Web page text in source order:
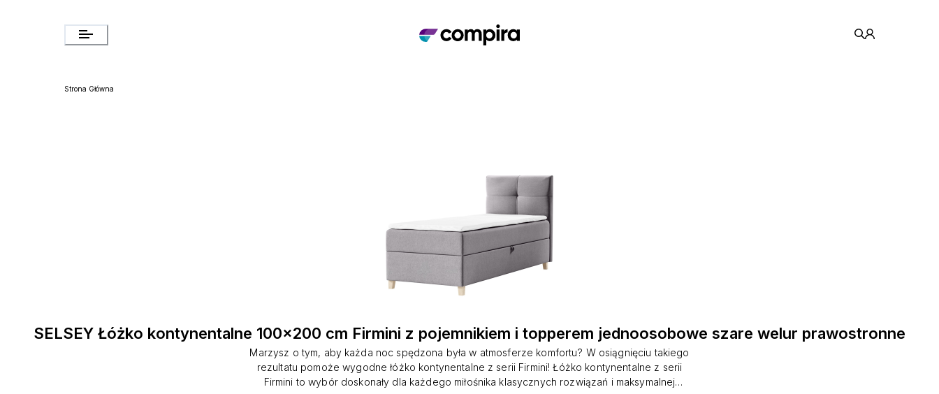
Strona Główna
SELSEY Łóżko kontynentalne 100x200 cm Firmini z pojemnikiem i topperem jednoosobowe szare welur prawostronne
Marzysz o tym, aby każda noc spędzona była w atmosferze komfortu? W osiągnięciu takiego
rezultatu pomoże wygodne łóżko kontynentalne z serii Firmini! Łóżko kontynentalne z serii
Firmini to wybór doskonały dla każdego miłośnika klasycznych rozwiązań i maksymalnej